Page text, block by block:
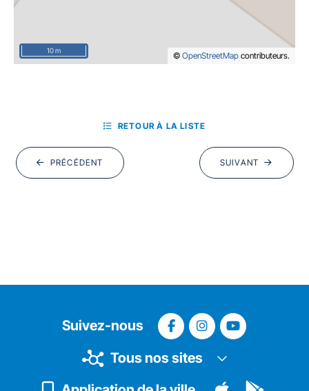
© OpenStreetMap contributeurs.
10 m
PRÉCÉDENT
RETOUR À LA LISTE
SUIVANT
Suivez-nous
Tous nos sites